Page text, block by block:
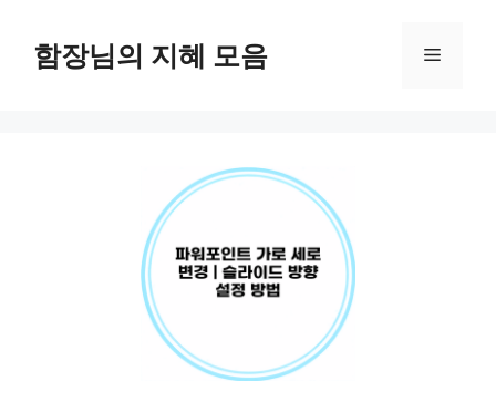
함장님의 지혜 모음 메